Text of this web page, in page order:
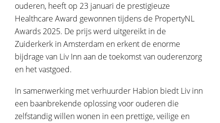
E-mailadres*
E-mailadres*
Telefoonnummer*
ouderen, heeft op 23 januari de prestigieuze
Healthcare Award gewonnen tijdens de PropertyNL
Awards 2025. De prijs werd uitgereikt in de
Zuiderkerk in Amsterdam en erkent de enorme
bijdrage van Liv Inn aan de toekomst van ouderenzorg
en het vastgoed.
In samenwerking met verhuurder Habion biedt Liv inn
een baanbrekende oplossing voor ouderen die
zelfstandig willen wonen in een prettige, veilige en